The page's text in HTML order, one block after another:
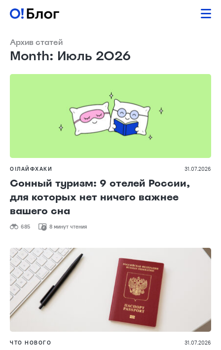
Архив статей
Month: Июль 2026
О!ЛАЙФХАКИ 31.07.2026
Сонный туризм: 9 отелей России,
для которых нет ничего важнее
вашего сна
685 8 минут чтения
ЧТО НОВОГО 31.07.2026